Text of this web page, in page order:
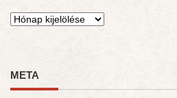
Archívum
META